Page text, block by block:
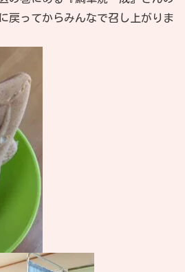
戻ってからみんなで召し上がりま